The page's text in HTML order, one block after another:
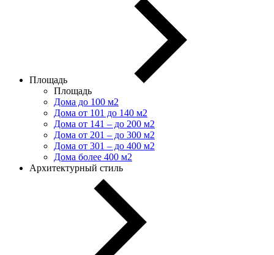
Площадь
Площадь
Дома до 100 м2
Дома от 101 до 140 м2
Дома от 141 – до 200 м2
Дома от 201 – до 300 м2
Дома от 301 – до 400 м2
Дома более 400 м2
Архитектурный стиль